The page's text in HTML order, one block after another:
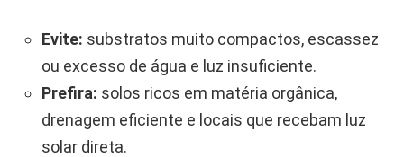
Evite: substratos muito compactos, escassez
ou excesso de água e luz insuficiente.
Prefira: solos ricos em matéria orgânica,
drenagem eficiente e locais que recebam luz
solar direta.